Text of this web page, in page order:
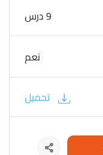
9 درس
نعم
تحميل